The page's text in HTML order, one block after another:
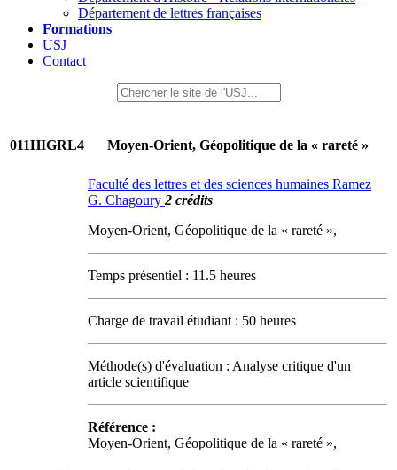
Département de lettres françaises
Formations
USJ
Contact
011HIGRL4 Moyen-Orient, Géopolitique de la « rareté »
Faculté des lettres et des sciences humaines Ramez
G. Chagoury 2 crédits
Moyen-Orient, Géopolitique de la « rareté »,
Temps présentiel : 11.5 heures
Charge de travail étudiant : 50 heures
Méthode(s) d'évaluation : Analyse critique d'un
article scientifique
Référence :
Moyen-Orient, Géopolitique de la « rareté »,